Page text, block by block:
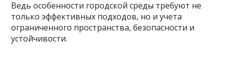
Ведь особенности городской среды требуют не
только эффективных подходов, но и учета
ограниченного пространства, безопасности и
устойчивости.